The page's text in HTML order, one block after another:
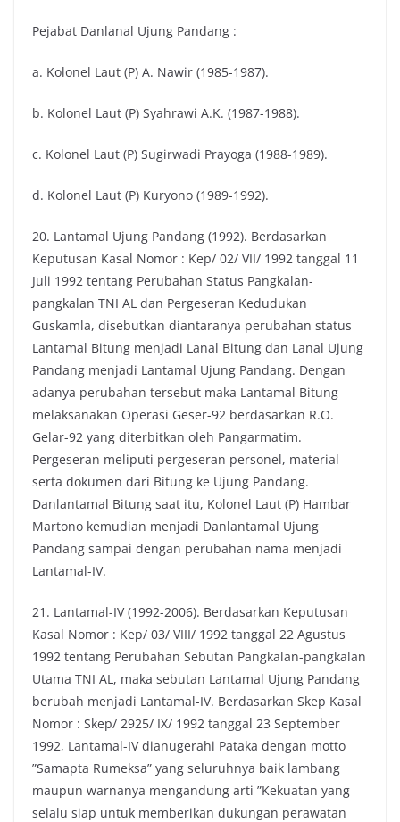
Pejabat Danlanal Ujung Pandang :
a. Kolonel Laut (P) A. Nawir (1985-1987).
b. Kolonel Laut (P) Syahrawi A.K. (1987-1988).
c. Kolonel Laut (P) Sugirwadi Prayoga (1988-1989).
d. Kolonel Laut (P) Kuryono (1989-1992).
20. Lantamal Ujung Pandang (1992). Berdasarkan
Keputusan Kasal Nomor : Kep/ 02/ VII/ 1992 tanggal 11
Juli 1992 tentang Perubahan Status Pangkalan-
pangkalan TNI AL dan Pergeseran Kedudukan
Guskamla, disebutkan diantaranya perubahan status
Lantamal Bitung menjadi Lanal Bitung dan Lanal Ujung
Pandang menjadi Lantamal Ujung Pandang. Dengan
adanya perubahan tersebut maka Lantamal Bitung
melaksanakan Operasi Geser-92 berdasarkan R.O.
Gelar-92 yang diterbitkan oleh Pangarmatim.
Pergeseran meliputi pergeseran personel, material
serta dokumen dari Bitung ke Ujung Pandang.
Danlantamal Bitung saat itu, Kolonel Laut (P) Hambar
Martono kemudian menjadi Danlantamal Ujung
Pandang sampai dengan perubahan nama menjadi
Lantamal-IV.
21. Lantamal-IV (1992-2006). Berdasarkan Keputusan
Kasal Nomor : Kep/ 03/ VIII/ 1992 tanggal 22 Agustus
1992 tentang Perubahan Sebutan Pangkalan-pangkalan
Utama TNI AL, maka sebutan Lantamal Ujung Pandang
berubah menjadi Lantamal-IV. Berdasarkan Skep Kasal
Nomor : Skep/ 2925/ IX/ 1992 tanggal 23 September
1992, Lantamal-IV dianugerahi Pataka dengan motto
”Samapta Rumeksa” yang seluruhnya baik lambang
maupun warnanya mengandung arti ”Kekuatan yang
selalu siap untuk memberikan dukungan perawatan